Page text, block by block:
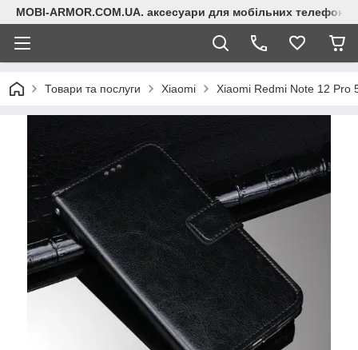
MOBI-ARMOR.COM.UA. аксесуари для мобільних телефонів
Товари та послуги Xiaomi Xiaomi Redmi Note 12 Pro